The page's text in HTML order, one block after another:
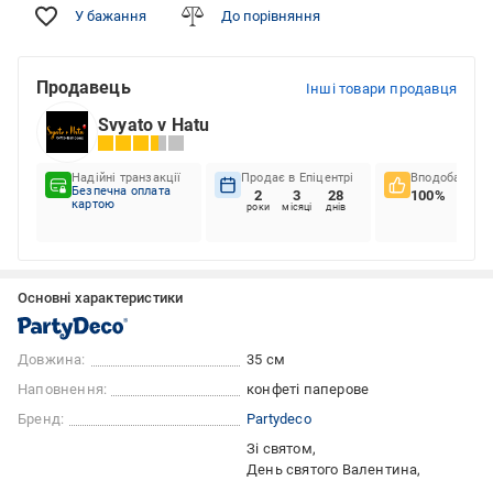
У бажання До порівняння
Продавець Інші товари продавця
Svyato v Hatu
Надійні транзакції
Безпечна оплата
картою
Продає в Епіцентрі
2
роки
3
місяці
28
днів
Вподобання
100%
Основні характеристики
Довжина:
35 см
Наповнення:
конфеті паперове
Бренд:
Partydeco
Зі святом
День святого Валентина